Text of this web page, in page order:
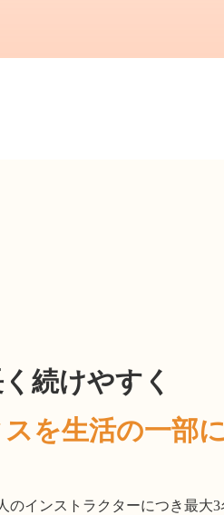
続けやすく
を生活の一部に
のインストラクターにつき最